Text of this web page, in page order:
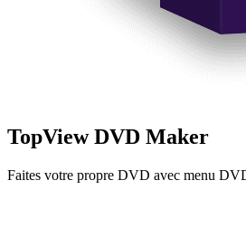
TopView DVD Maker
Faites votre propre DVD avec menu